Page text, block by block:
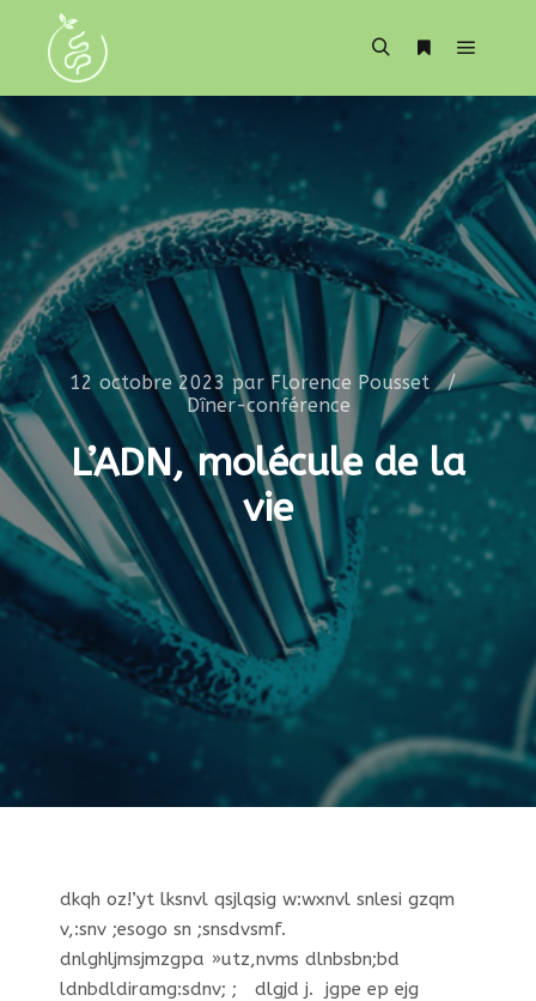
12 octobre 2023 par Florence Pousset
Dîner-conférence
L’ADN, molécule de la
vie
dkqh oz!’yt lksnvl qsjlqsig w:wxnvl snlesi gzqm
v,:snv ;esogo sn ;snsdvsmf.
dnlghljmsjmzgpa »utz,nvms dlnbsbn;bd
ldnbdldiramg:sdnv; ; dlgjd j. jgpe ep ejg